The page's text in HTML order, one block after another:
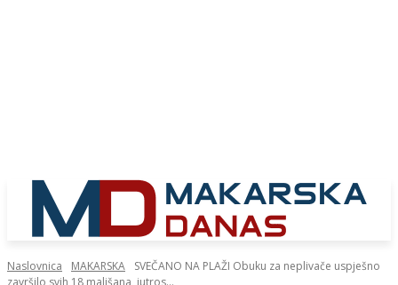
Naslovnica MAKARSKA
SVEČANO NA PLAŽI Obuku za neplivače uspješno
završilo svih 18 mališana, jutros...